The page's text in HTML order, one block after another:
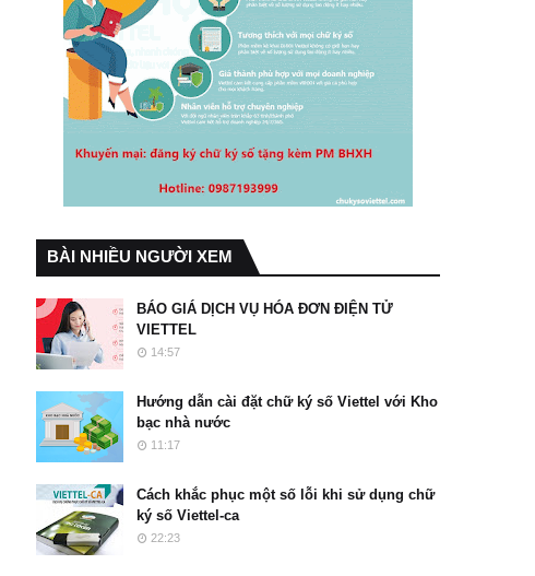
BÀI NHIỀU NGƯỜI XEM
BÁO GIÁ DỊCH VỤ HÓA ĐƠN ĐIỆN TỬ
VIETTEL
14:57
Hướng dẫn cài đặt chữ ký số Viettel với Kho
bạc nhà nước
11:17
Cách khắc phục một số lỗi khi sử dụng chữ
ký số Viettel-ca
22:23